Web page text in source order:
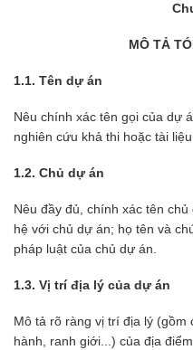
MÔ TẢ
1.1. Tên dự án
Nêu chính xác tên gọi của dự
nghiên cứu khả thi hoặc tài
1.2. Chủ dự án
Nêu đầy đủ, chính xác tên
hệ với chủ dự án; họ tên và
pháp luật của chủ dự án.
1.3. Vị trí địa lý của dự án
Mô tả rõ ràng vị trí địa lý (gồm
hành, ranh giới...) của địa